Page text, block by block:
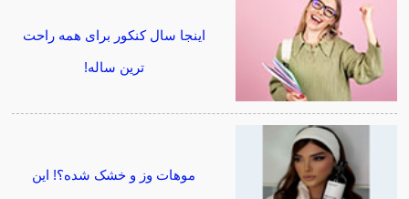
اینجا سال کنکور برای همه راحت
ترین ساله!
موهات وز و خشک شده؟! این